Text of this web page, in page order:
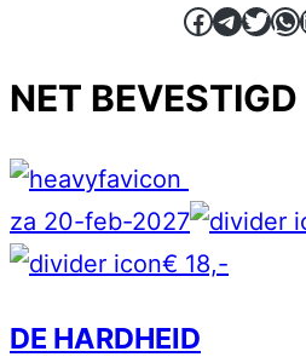
NET BEVESTIGD
za 20-feb-2027
€ 18,-
DE HARDHEID